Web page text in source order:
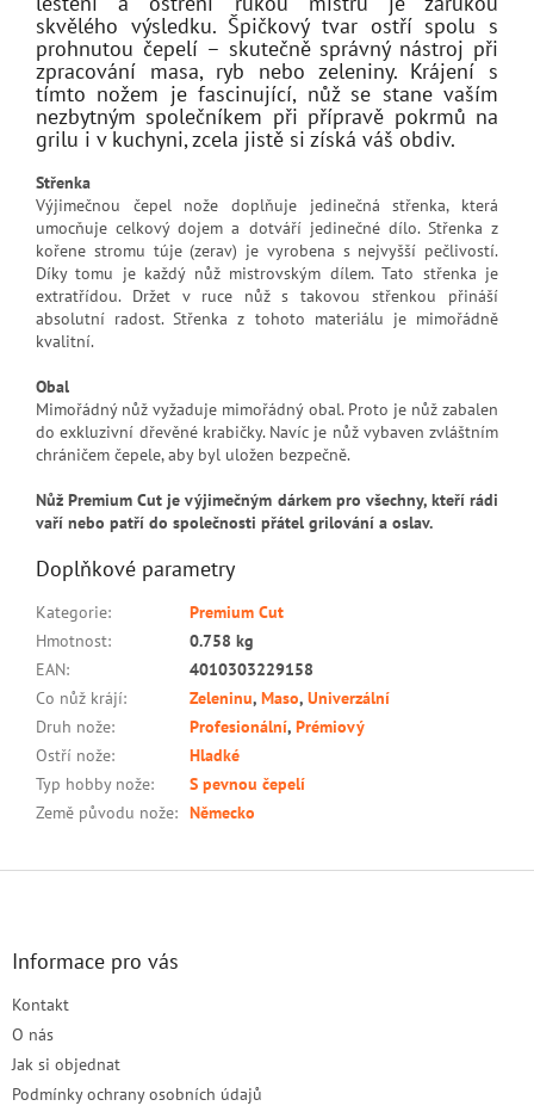
skvělého výsledku. Špičkový tvar ostří spolu s
prohnutou čepelí – skutečně správný nástroj při
zpracování masa, ryb nebo zeleniny. Krájení s
tímto nožem je fascinující, nůž se stane vaším
nezbytným společníkem při přípravě pokrmů na
grilu i v kuchyni, zcela jistě si získá váš obdiv.
Střenka
Výjimečnou čepel nože doplňuje jedinečná střenka, která
umocňuje celkový dojem a dotváří jedinečné dílo. Střenka z
kořene stromu túje (zerav) je vyrobena s nejvyšší pečlivostí.
Díky tomu je každý nůž mistrovským dílem. Tato střenka je
extratřídou. Držet v ruce nůž s takovou střenkou přináší
absolutní radost. Střenka z tohoto materiálu je mimořádně
kvalitní.
Obal
Mimořádný nůž vyžaduje mimořádný obal. Proto je nůž zabalen
do exkluzivní dřevěné krabičky. Navíc je nůž vybaven zvláštním
chráničem čepele, aby byl uložen bezpečně.
Nůž Premium Cut je výjimečným dárkem pro všechny, kteří rádi
vaří nebo patří do společnosti přátel grilování a oslav.
Doplňkové parametry
Kategorie:
Premium Cut
Hmotnost:
0.758 kg
EAN:
4010303229158
Co nůž krájí: Zeleninu, Maso, Univerzální
Druh nože: Profesionální, Prémiový
Ostří nože:
Hladké
Typ hobby nože:
S pevnou čepelí
Země původu nože: Německo
Informace pro vás
Kontakt
O nás
Jak si objednat
Podmínky ochrany osobních údajů